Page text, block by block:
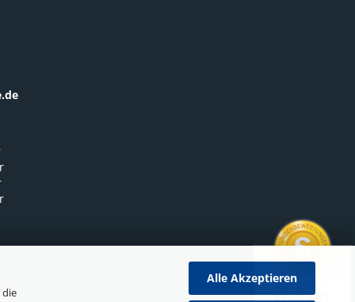
die
Alle Akzeptieren
SEHR GUT